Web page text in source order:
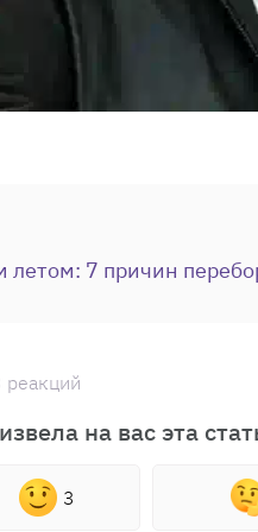
7 причин
реакций
на вас эта
3